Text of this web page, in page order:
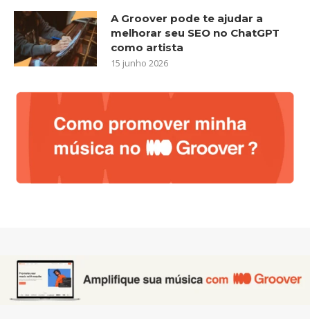
A Groover pode te ajudar a
melhorar seu SEO no ChatGPT
como artista
15 junho 2026